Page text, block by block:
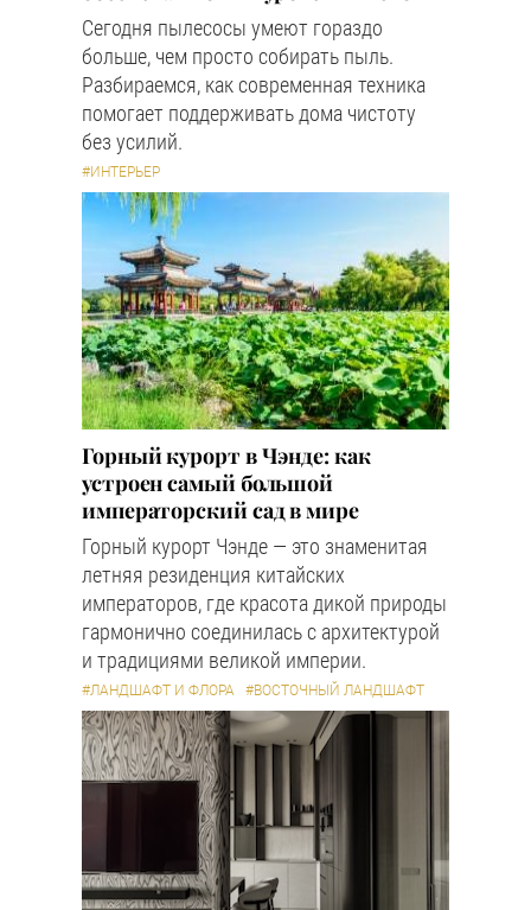
Сегодня пылесосы умеют гораздо
больше, чем просто собирать пыль.
Разбираемся, как современная техника
помогает поддерживать дома чистоту
без усилий.
#ИНТЕРЬЕР
Горный курорт в Чэнде: как
устроен самый большой
императорский сад в мире
Горный курорт Чэнде — это знаменитая
летняя резиденция китайских
императоров, где красота дикой природы
гармонично соединилась с архитектурой
и традициями великой империи.
#ЛАНДШАФТ И ФЛОРА #ВОСТОЧНЫЙ ЛАНДШАФТ